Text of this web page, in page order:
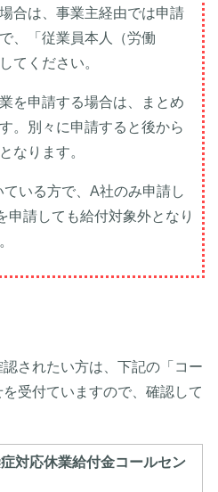
合は、事業主経由では申請
、「従業員本人（労働
てください。
を申請する場合は、まとめ
。別々に申請すると後から
なります。
いる方で、A社のみ申請し
申請しても給付対象外となり
されたい方は、下記の「コー
受付ていますので、確認して
対応休業給付金コールセン